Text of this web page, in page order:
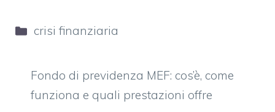
Categorie
crisi finanziaria
Fondo di previdenza MEF: cos’è, come
funziona e quali prestazioni offre